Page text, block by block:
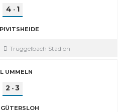
4 - 1
Trüggelbach Stadion
UMMELN
2 - 3
GÜTERSLOH